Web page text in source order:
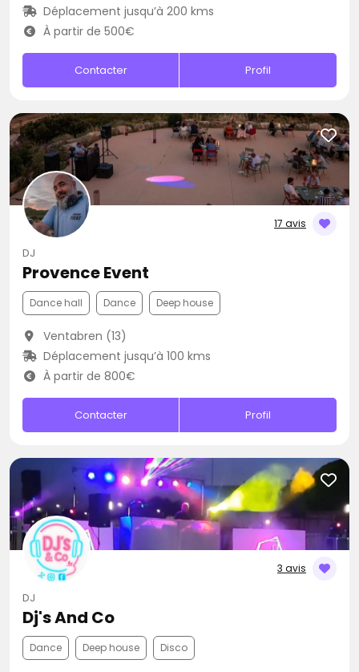
Déplacement jusqu’à 200 kms
À partir de 500€
Contacter Profil
17 avis
DJ
Provence Event
Dance hall Dance Deep house
Ventabren (13)
Déplacement jusqu’à 100 kms
À partir de 800€
Contacter Profil
3 avis
DJ
Dj's And Co
Dance Deep house Disco